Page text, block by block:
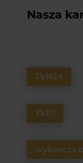
Nasza
TVN24
TVP1